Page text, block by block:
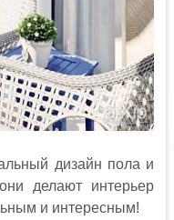
дизайн пола и
делают интерьер
и интересным!